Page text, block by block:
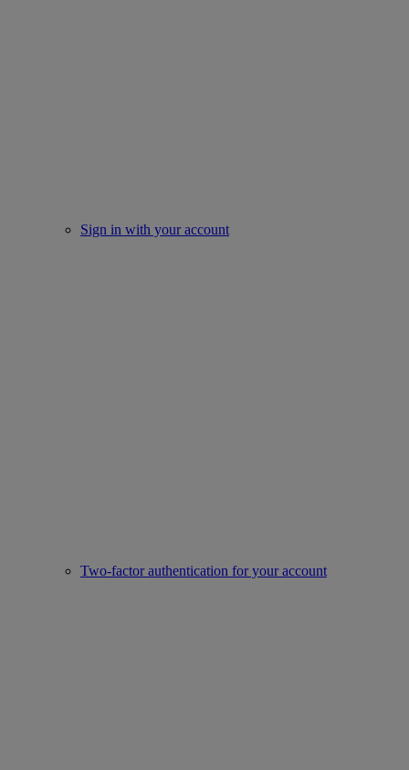
Sign in with your account
Two-factor authentication for your account